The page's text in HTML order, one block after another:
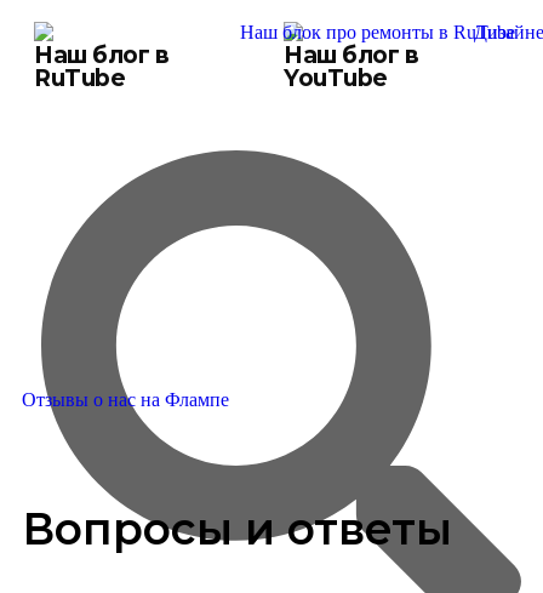
Наш блог в
YouTube
Наш блог в
RuTube
Отзывы о нас на Флампе
Вопросы и ответы